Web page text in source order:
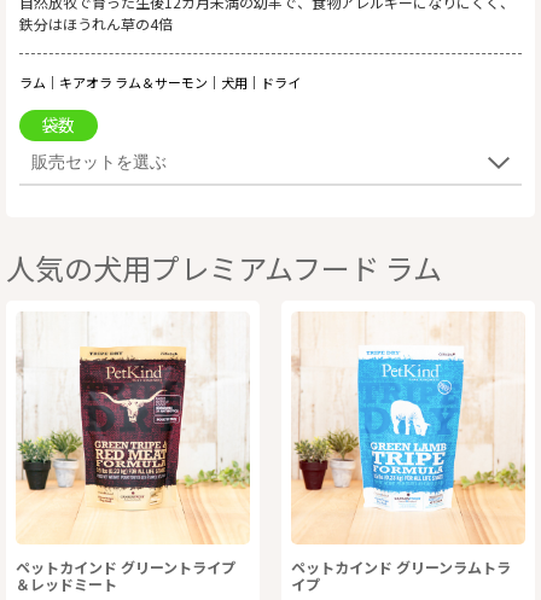
鉄分はほうれん草の4倍
ラム｜キアオラ ラム＆サーモン｜犬用｜ドライ
袋数
人気の犬用プレミアムフード ラム
ペットカインド グリーントライプ
＆レッドミート
ペットカインド グリーンラムトラ
イプ